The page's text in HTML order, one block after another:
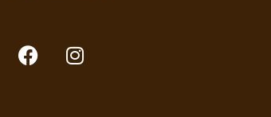
F
a
I
n